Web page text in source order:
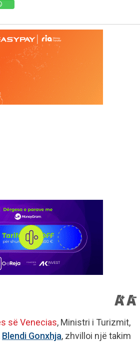
së Venecias, Ministri i Turizmit,
Blendi Gonxhja, zhvilloi një takim